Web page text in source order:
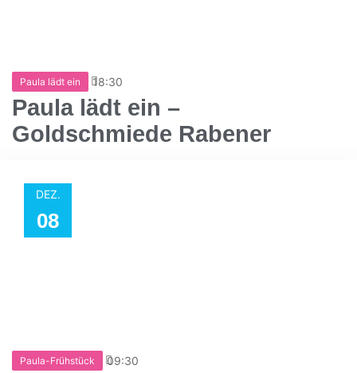
Paula lädt ein 18:30
Paula lädt ein –
Goldschmiede Rabener
DEZ.
08
Paula-Frühstück 09:30